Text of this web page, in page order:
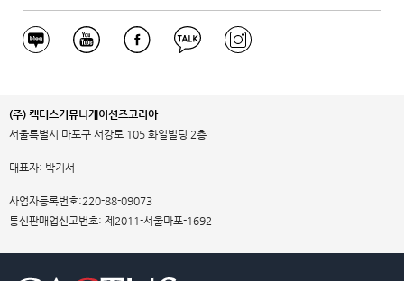
(주) 캑터스커뮤니케이션즈코리아
서울특별시 마포구 서강로 105 화일빌딩 2층
대표자: 박기서
사업자등록번호:220-88-09073
통신판매업신고번호: 제2011-서울마포-1692